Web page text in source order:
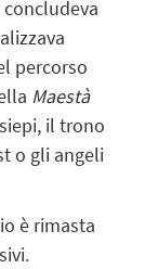
percorso
Maestà
il trono
o gli angeli
è rimasta